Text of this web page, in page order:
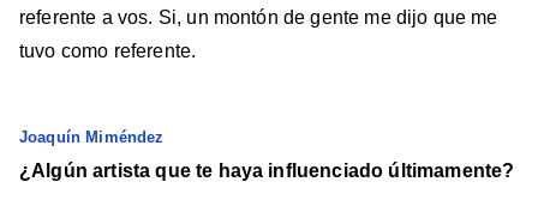
referente a vos. Si, un montón de gente me dijo que me
tuvo como referente.
Joaquín Miméndez
¿Algún artista que te haya influenciado últimamente?